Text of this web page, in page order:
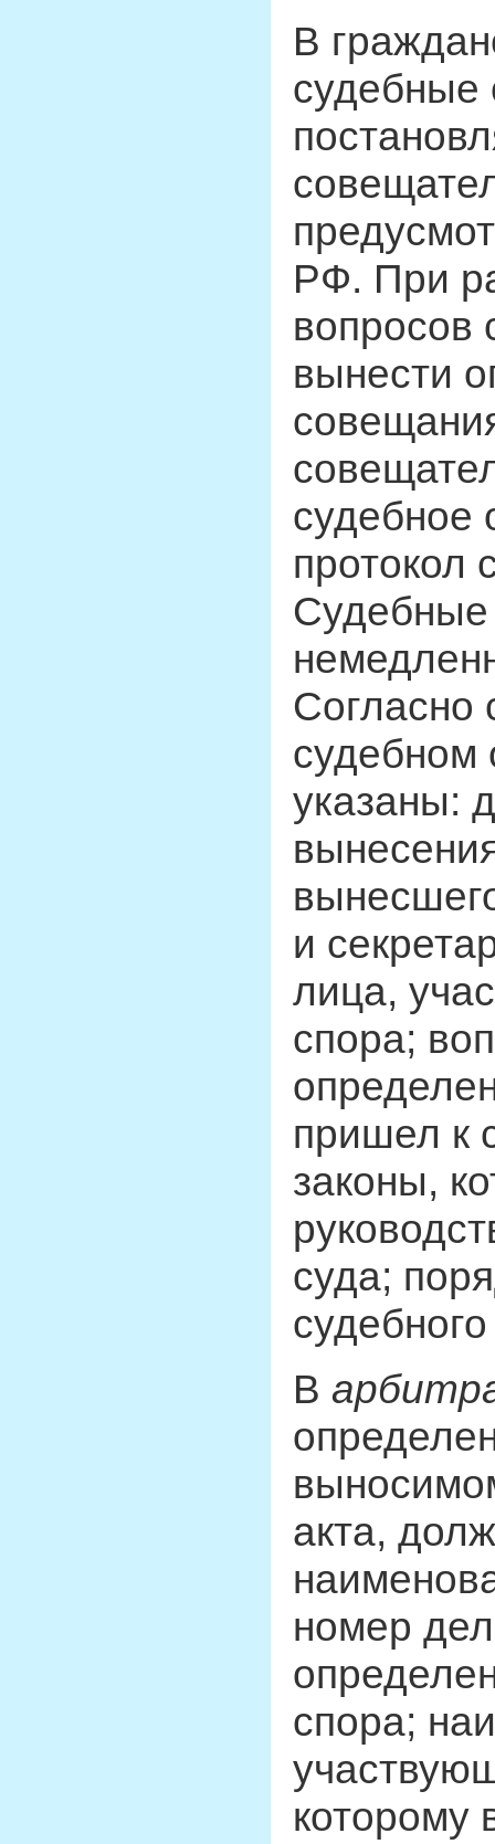
В
судебные
РФ. При
вопросов
вынести
судебное
протокол
Судебные
Согласно
судебном
указаны:
и
лица,
спора;
пришел к
законы,
суда;
В
акта,
номер
спора;
которому